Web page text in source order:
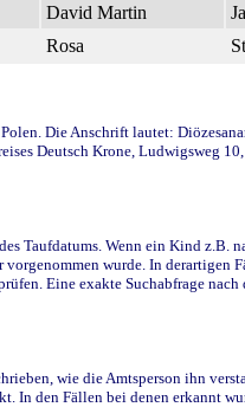
David Martin
Rosa
Die Anschrift lautet:
Deutsch Krone, Ludwigsweg
Taufdatums. Wenn ein Kind z.B.
wurde. In derartigen
Eine exakte Suchabfrage
wie die Amtsperson ihn
den Fällen bei denen erkannt